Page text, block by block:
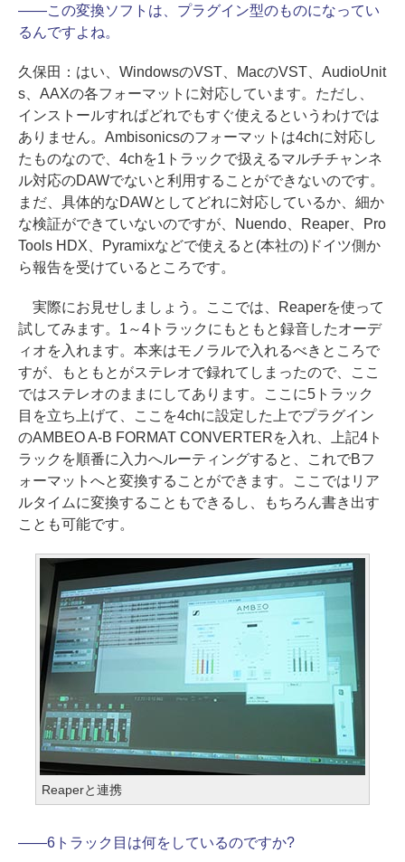
――この変換ソフトは、プラグイン型のものになってい
るんですよね。
久保田： はい、WindowsのVST、MacのVST、AudioUnit
s、AAXの各フォーマットに対応しています。ただし、
インストールすればどれでもすぐ使えるというわけでは
ありません。Ambisonicsのフォーマットは4chに対応し
たものなので、4chを1トラックで扱えるマルチチャンネ
ル対応のDAWでないと利用することができないのです。
まだ、具体的なDAWとしてどれに対応しているか、細か
な検証ができていないのですが、Nuendo、Reaper、Pro
Tools HDX、Pyramixなどで使えると(本社の)ドイツ側か
ら報告を受けているところです。
実際にお見せしましょう。ここでは、Reaperを使って
試してみます。1～4トラックにもともと録音したオーデ
ィオを入れます。本来はモノラルで入れるべきところで
すが、もともとがステレオで録れてしまったので、ここ
ではステレオのままにしてあります。ここに5トラック
目を立ち上げて、ここを4chに設定した上でプラグイン
のAMBEO A-B FORMAT CONVERTERを入れ、上記4ト
ラックを順番に入力へルーティングすると、これでBフ
ォーマットへと変換することができます。ここではリア
ルタイムに変換することもできるし、もちろん書き出す
ことも可能です。
Reaperと連携
――6トラック目は何をしているのですか?